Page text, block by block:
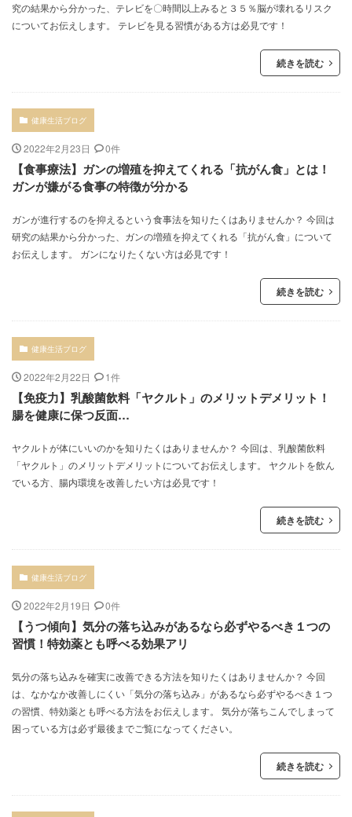
究の結果から分かった、テレビを〇時間以上みると３５％脳が壊れるリスク
についてお伝えします。 テレビを見る習慣がある方は必見です！
続きを読む
健康生活ブログ
2022年2月23日 0件
【食事療法】ガンの増殖を抑えてくれる「抗がん食」とは！
ガンが嫌がる食事の特徴が分かる
ガンが進行するのを抑えるという食事法を知りたくはありませんか？ 今回は
研究の結果から分かった、ガンの増殖を抑えてくれる「抗がん食」について
お伝えします。 ガンになりたくない方は必見です！
続きを読む
健康生活ブログ
2022年2月22日 1件
【免疫力】乳酸菌飲料「ヤクルト」のメリットデメリット！
腸を健康に保つ反面…
ヤクルトが体にいいのかを知りたくはありませんか？ 今回は、乳酸菌飲料
「ヤクルト」のメリットデメリットについてお伝えします。 ヤクルトを飲ん
でいる方、腸内環境を改善したい方は必見です！
続きを読む
健康生活ブログ
2022年2月19日 0件
【うつ傾向】気分の落ち込みがあるなら必ずやるべき１つの
習慣！特効薬とも呼べる効果アリ
気分の落ち込みを確実に改善できる方法を知りたくはありませんか？ 今回
は、なかなか改善しにくい「気分の落ち込み」があるなら必ずやるべき１つ
の習慣、特効薬とも呼べる方法をお伝えします。 気分が落ちこんでしまって
困っている方は必ず最後までご覧になってください。
続きを読む